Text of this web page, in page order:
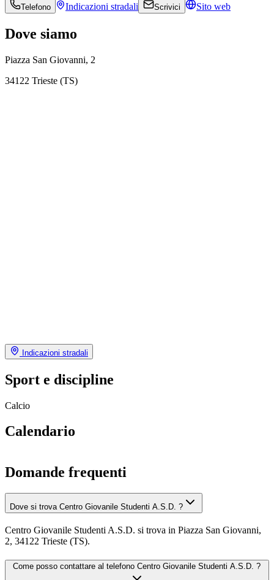
Telefono Indicazioni stradali Scrivici Sito web
Dove siamo
Piazza San Giovanni, 2
34122 Trieste (TS)
Indicazioni stradali
Sport e discipline
Calcio
Calendario
Domande frequenti
Dove si trova Centro Giovanile Studenti A.S.D. ?
Centro Giovanile Studenti A.S.D. si trova in Piazza San Giovanni,
2, 34122 Trieste (TS).
Come posso contattare al telefono Centro Giovanile Studenti A.S.D. ?